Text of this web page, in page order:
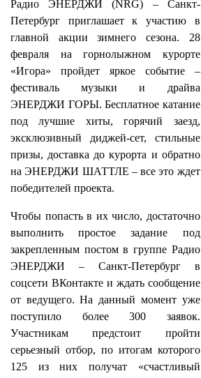
Радио ЭНЕРДЖИ (NRG) – Санкт-
Петербург приглашает к участию в
главной акции зимнего сезона. 28
февраля на горнолыжном курорте
«Игора» пройдет яркое событие –
фестиваль музыки и драйва
ЭНЕРДЖИ ГОРЫ. Бесплатное катание
под лучшие хиты, горячий заезд,
эксклюзивный диджей-сет, стильные
призы, доставка до курорта и обратно
на ЭНЕРДЖИ ШАТТЛЕ – все это ждет
победителей проекта.
Чтобы попасть в их число, достаточно
выполнить простое задание под
закрепленным постом в группе Радио
ЭНЕРДЖИ – Санкт-Петербург в
соцсети ВКонтакте и ждать сообщение
от ведущего. На данный момент уже
поступило более 300 заявок.
Участникам предстоит пройти
серьезный отбор, по итогам которого
125 из них получат «счастливый